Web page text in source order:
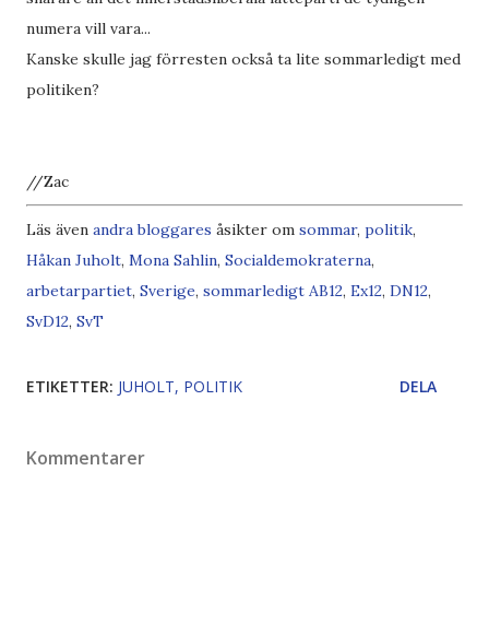
numera vill vara...
Kanske skulle jag förresten också ta lite sommarledigt med
politiken?
//Zac
Läs även andra bloggares åsikter om sommar, politik,
Håkan Juholt, Mona Sahlin, Socialdemokraterna,
arbetarpartiet, Sverige, sommarledigt AB12, Ex12, DN12,
SvD12, SvT
ETIKETTER: JUHOLT POLITIK DELA
Kommentarer